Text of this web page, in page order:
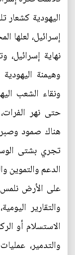
اليهودية كشعار
إسرائيل، لعلها
نهاية إسرائيل،
وهيمنة
ونقاء الشعب
حتى نهر
هناك صمود
تجري بشتى
الدعم والتموين
على الأرض نلمس
والتقارير
الاستسلام أو
والتدمير،